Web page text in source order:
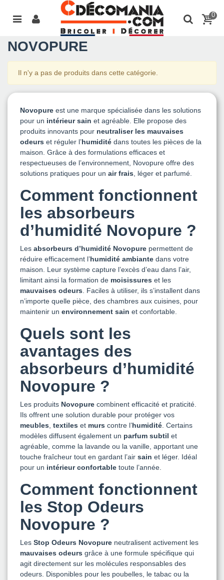
0
NOVOPURE
Il n'y a pas de produits dans cette catégorie.
Novopure est une marque spécialisée dans les solutions
pour un intérieur sain et agréable. Elle propose des
produits innovants pour neutraliser les mauvaises
odeurs et réguler l’humidité dans toutes les pièces de la
maison. Grâce à des formulations efficaces et
respectueuses de l’environnement, Novopure offre des
solutions pratiques pour un air frais, léger et parfumé.
Comment fonctionnent
les absorbeurs
d’humidité Novopure ?
Les absorbeurs d’humidité Novopure permettent de
réduire efficacement l’humidité ambiante dans votre
maison. Leur système capture l’excès d’eau dans l’air,
limitant ainsi la formation de moisissures et les
mauvaises odeurs. Faciles à utiliser, ils s’installent dans
n’importe quelle pièce, des chambres aux cuisines, pour
maintenir un environnement sain et confortable.
Quels sont les
avantages des
absorbeurs d’humidité
Novopure ?
Les produits Novopure combinent efficacité et praticité.
Ils offrent une solution durable pour protéger vos
meubles, textiles et murs contre l’humidité. Certains
modèles diffusent également un parfum subtil et
agréable, comme la lavande ou la vanille, apportant une
touche fraîcheur tout en gardant l’air sain et léger. Idéal
pour un intérieur confortable toute l’année.
Comment fonctionnent
les Stop Odeurs
Novopure ?
Les Stop Odeurs Novopure neutralisent activement les
mauvaises odeurs grâce à une formule spécifique qui
agit directement sur les molécules responsables des
odeurs. Disponibles pour les poubelles, le tabac ou la